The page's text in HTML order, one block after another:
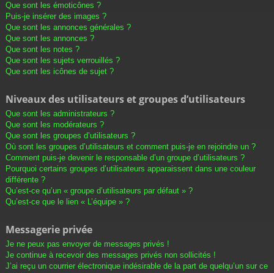
Que sont les émoticônes ?
Puis-je insérer des images ?
Que sont les annonces générales ?
Que sont les annonces ?
Que sont les notes ?
Que sont les sujets verrouillés ?
Que sont les icônes de sujet ?
Niveaux des utilisateurs et groupes d’utilisateurs
Que sont les administrateurs ?
Que sont les modérateurs ?
Que sont les groupes d’utilisateurs ?
Où sont les groupes d’utilisateurs et comment puis-je en rejoindre un ?
Comment puis-je devenir le responsable d’un groupe d’utilisateurs ?
Pourquoi certains groupes d’utilisateurs apparaissent dans une couleur
différente ?
Qu’est-ce qu’un « groupe d’utilisateurs par défaut » ?
Qu’est-ce que le lien « L’équipe » ?
Messagerie privée
Je ne peux pas envoyer de messages privés !
Je continue à recevoir des messages privés non sollicités !
J’ai reçu un courrier électronique indésirable de la part de quelqu’un sur ce